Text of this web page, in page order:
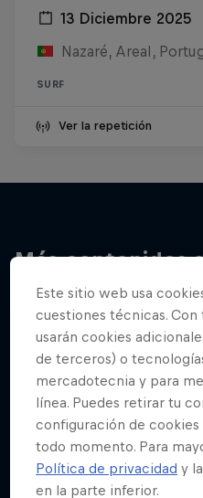
13 Diciembre 2025
Nazaré, Areal,
SURF
Ver la repetición
Más contenidos
Este sitio web usa
cuestiones técnicas.
usarán cookies
de terceros) o
mercadotecnia y para
línea. Puedes retirar tu
configuración de
todo momento. Para
Política de privacidad y
en la parte inferior.